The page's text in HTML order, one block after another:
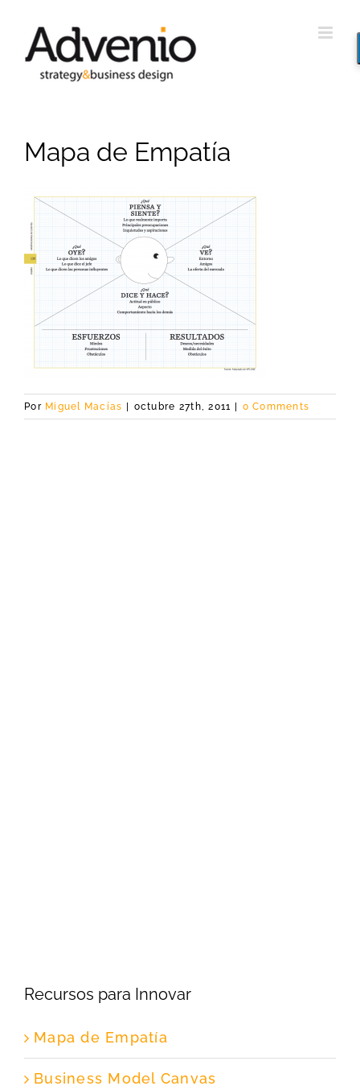
contenido
Mapa de Empatía
Por Miguel Macías octubre 27th, 2011 0 Comments
Recursos para Innovar
Mapa de Empatía
Business Model Canvas